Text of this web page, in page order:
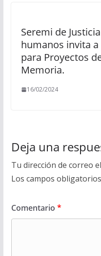
Seremi de
humanos invita
para Proyectos
Memoria.
16/02/2024
Deja una
Tu dirección de correo
Los campos
Comentario *